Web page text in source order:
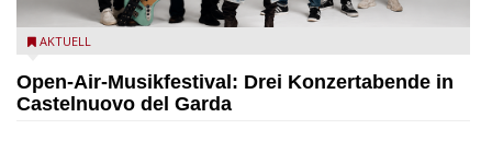
Castelnuovo del Garda: Die "Dirotta su Cuba" zu Gast beim
AKTUELL
Open-Air-Musikfestival: Drei Konzertabende in
Castelnuovo del Garda